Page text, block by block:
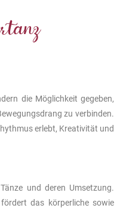
die Möglichkeit gegeben,
zu verbinden.
erlebt, Kreativität und
und deren Umsetzung.
das körperliche sowie